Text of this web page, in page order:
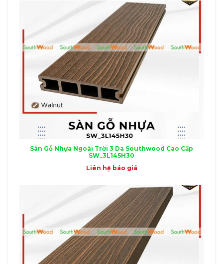
Sàn Gỗ Nhựa Ngoài Trời 3 Da Southwood Cao Cấp
SW_3L145H30
Liên hệ báo giá